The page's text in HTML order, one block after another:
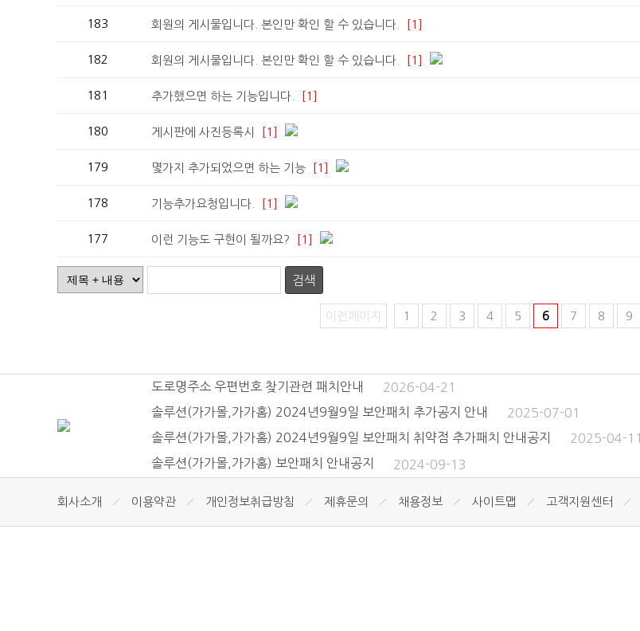
183 회원의 게시물입니다. 본인만 확인 할 수 있습니다. [1]
182 회원의 게시물입니다. 본인만 확인 할 수 있습니다. [1]
181 추가했으면 하는 기능입니다. [1]
180 게시판에 사진등록시 [1]
179 몇가지 추가되었으면 하는 기능 [1]
178 기능추가요청입니다. [1]
177 이런 기능도 구현이 될까요? [1]
검색
이전페이지 1 2 3 4 5 6 7 8 9
도로명주소 우편번호 찾기관련 패치안내
2026-04-21
솔루션(가가몰,가가홈) 2024년9월9일 보안패치 추가공지 안내
2025-07-01
솔루션(가가몰,가가홈) 2024년9월9일 보안패치 취약점 추가패치 안내공지
2025-04-11
솔루션(가가몰,가가홈) 보안패치 안내공지
2024-09-13
회사소개 이용약관 개인정보취급방침 제휴문의 채용정보 사이트맵 고객지원센터